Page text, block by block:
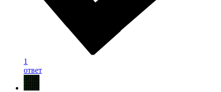
1
ответ